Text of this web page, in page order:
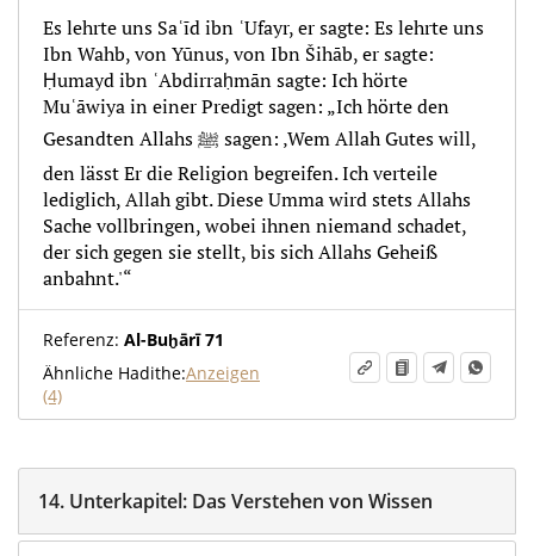
Es lehrte uns Saʿīd ibn ʿUfayr, er sagte: Es lehrte uns
Ibn Wahb, von Yūnus, von Ibn Šihāb, er sagte:
Ḥumayd ibn ʿAbdirraḥmān sagte: Ich hörte
Muʿāwiya in einer Predigt sagen: „Ich hörte den
Gesandten Allahs ﷺ sagen: ‚Wem Allah Gutes will,
den lässt Er die Religion begreifen. Ich verteile
lediglich, Allah gibt. Diese Umma wird stets Allahs
Sache vollbringen, wobei ihnen niemand schadet,
der sich gegen sie stellt, bis sich Allahs Geheiß
anbahnt.'“
Referenz: Al-Buḫārī 71
Ähnliche Hadithe:Anzeigen
(4)
14. Unterkapitel: Das Verstehen von Wissen